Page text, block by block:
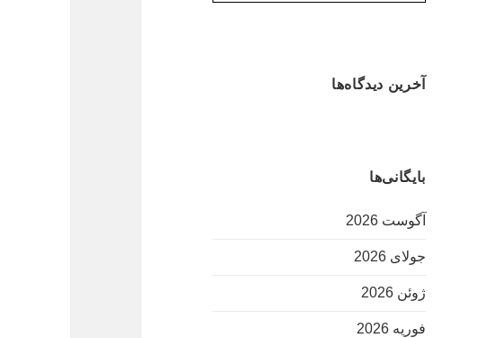
آخرین دیدگاه‌ها
بایگانی‌ها
آگوست 2026
جولای 2026
ژوئن 2026
فوریه 2026